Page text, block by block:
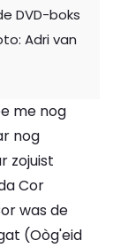
DVD-boks
Adri van
me nog
nog
zojuist
Cor
was de
(Oòg'eid